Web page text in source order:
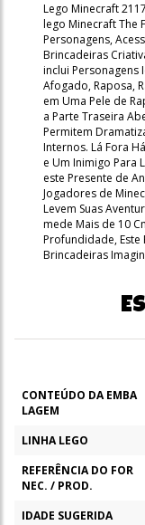
Lego Minecraft
lego Minecraft The
Personagens,
Brincadeiras
inclui Personagens
Afogado, Raposa,
em Uma Pele de
a Parte Traseira
Permitem
Internos. Lá Fora
e Um Inimigo Para
este Presente de
Jogadores de
Levem Suas
mede Mais de 10
Profundidade, Este
Brincadeiras
CONTEÚDO DA EMBA
LAGEM
LINHA LEGO
REFERÊNCIA DO FOR
NEC. / PROD.
IDADE SUGERIDA